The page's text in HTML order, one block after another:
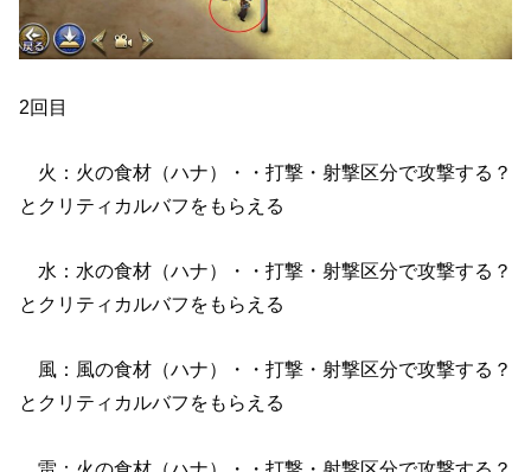
2回目
火：火の食材（ハナ）・・打撃・射撃区分で攻撃する？
とクリティカルバフをもらえる
水：水の食材（ハナ）・・打撃・射撃区分で攻撃する？
とクリティカルバフをもらえる
風：風の食材（ハナ）・・打撃・射撃区分で攻撃する？
とクリティカルバフをもらえる